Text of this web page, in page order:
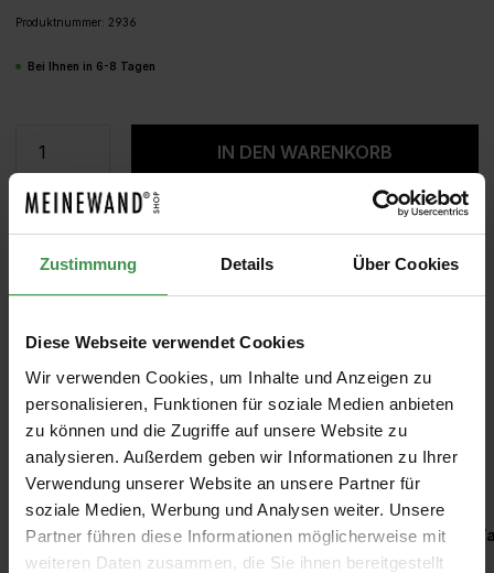
Zustimmung Details Über Cookies
Diese Webseite verwendet Cookies
Wir verwenden Cookies, um Inhalte und Anzeigen zu
personalisieren, Funktionen für soziale Medien anbieten
zu können und die Zugriffe auf unsere Website zu
analysieren. Außerdem geben wir Informationen zu Ihrer
Verwendung unserer Website an unsere Partner für
soziale Medien, Werbung und Analysen weiter. Unsere
Partner führen diese Informationen möglicherweise mit
weiteren Daten zusammen, die Sie ihnen bereitgestellt
Produktnummer: 2936
Bei Ihnen in 6-8 Tagen
Produkt Anzahl: Gib den gewünschten
IN DEN WARENKORB
MUSTER ROLLEN BERECHNEN
Empfohlenes Zubehör
Produktgalerie überspringen
Kleisterroller